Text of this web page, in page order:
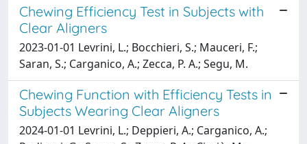
Chewing Efficiency Test in Subjects with
Clear Aligners
2023-01-01 Levrini, L.; Bocchieri, S.; Mauceri, F.;
Saran, S.; Carganico, A.; Zecca, P. A.; Segu, M.
Chewing Function with Efficiency Tests in
Subjects Wearing Clear Aligners
2024-01-01 Levrini, L.; Deppieri, A.; Carganico, A.;